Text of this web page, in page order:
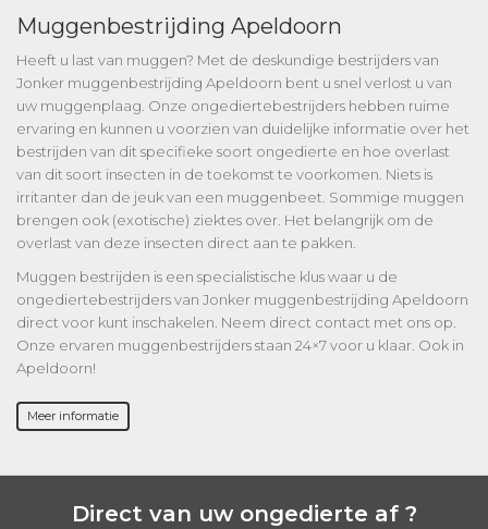
Muggenbestrijding Apeldoorn
Heeft u last van muggen? Met de deskundige bestrijders van
Jonker muggenbestrijding Apeldoorn bent u snel verlost u van
uw muggenplaag. Onze ongediertebestrijders hebben ruime
ervaring en kunnen u voorzien van duidelijke informatie over het
bestrijden van dit specifieke soort ongedierte en hoe overlast
van dit soort insecten in de toekomst te voorkomen. Niets is
irritanter dan de jeuk van een muggenbeet. Sommige muggen
brengen ook (exotische) ziektes over. Het belangrijk om de
overlast van deze insecten direct aan te pakken.
Muggen bestrijden is een specialistische klus waar u de
ongediertebestrijders van Jonker muggenbestrijding Apeldoorn
direct voor kunt inschakelen. Neem direct contact met ons op.
Onze ervaren muggenbestrijders staan 24×7 voor u klaar. Ook in
Apeldoorn!
Meer informatie
Direct van uw ongedierte af ?